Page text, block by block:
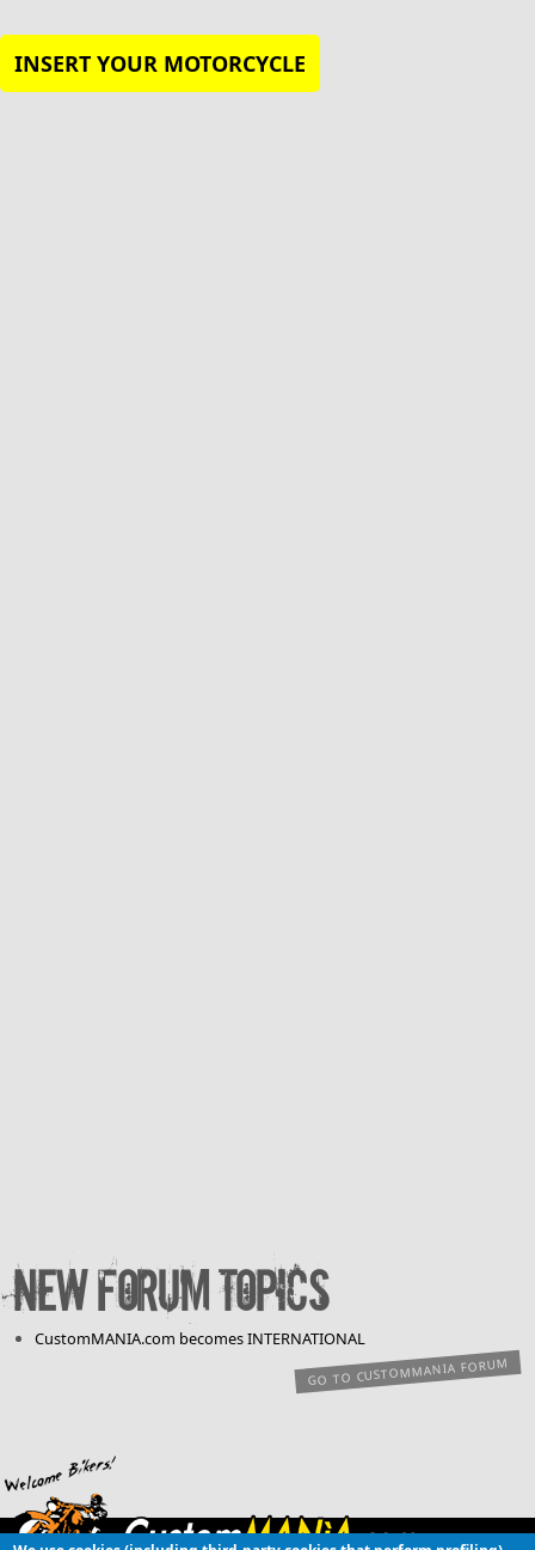
INSERT YOUR MOTORCYCLE
New forum topics
CustomMANIA.com becomes INTERNATIONAL
GO TO CUSTOMMANIA FORUM